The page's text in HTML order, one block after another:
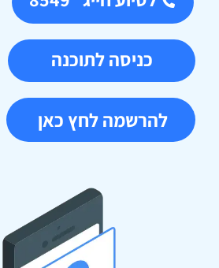
כניסה לתוכנה
להרשמה לחץ כאן